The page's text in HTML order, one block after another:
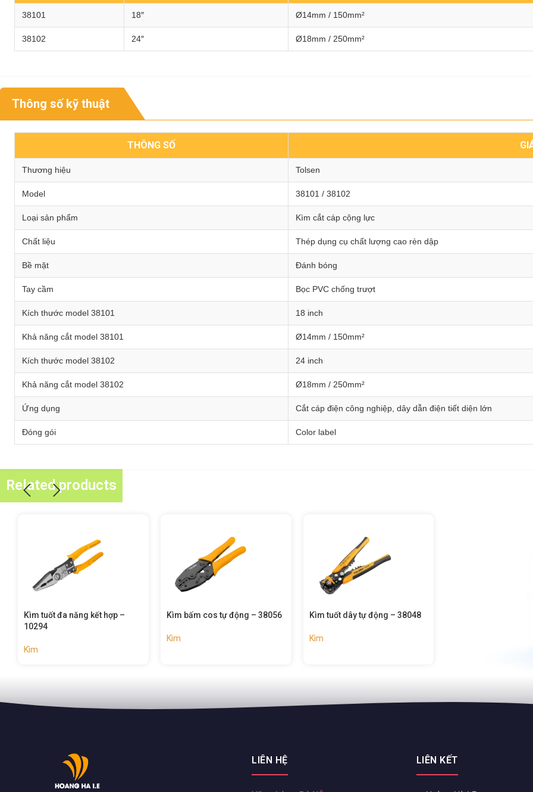
38101 18″ Ø14mm / 150mm²
38102 24″ Ø18mm / 250mm²
Thông số kỹ thuật
THÔNG SỐ
Thương hiệu Tolsen
Model 38101 / 38102
Loại sản phẩm Kìm cắt cáp cộng lực
Chất liệu Thép dụng cụ chất lượng cao rèn dập
Bề mặt Đánh bóng
Tay cầm Bọc PVC chống trượt
Kích thước model 38101 18 inch
Khả năng cắt model 38101 Ø14mm / 150mm²
Kích thước model 38102 24 inch
Khả năng cắt model 38102 Ø18mm / 250mm²
Ứng dụng Cắt cáp điện công nghiệp, dây dẫn điện tiết diện lớn
Đóng gói Color label
Related products
Kìm tuốt đa năng kết hợp –
10294
Kìm
Kìm bấm cos tự động – 38056
Kìm
Kìm tuốt dây tự động – 38048
Kìm
LIÊN HỆ LIÊN KẾT